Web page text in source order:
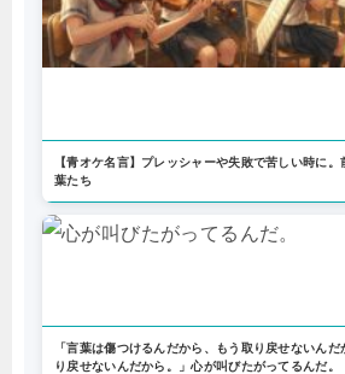
【青オケ名言】プレッシャーや失敗で苦しい時に
葉たち
「言葉は傷つけるんだから、もう取り戻せないん
り戻せないんだから。」心が叫びたがってるんだ。